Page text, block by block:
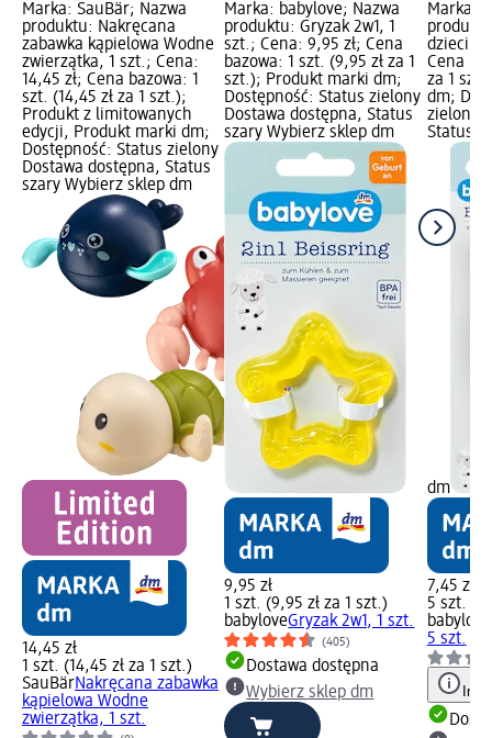
Marka: SauBär; Nazwa
produktu: Nakręcana
zabawka kąpielowa Wodne
zwierzątka, 1 szt.; Cena:
14,45 zł; Cena bazowa: 1
szt. (14,45 zł za 1 szt.);
Produkt z limitowanych
edycji, Produkt marki dm;
Dostępność: Status zielony
Dostawa dostępna, Status
szary Wybierz sklep dm
14,45 zł
1 szt. (14,45 zł za 1 szt.)
SauBärNakręcana zabawka
kąpielowa Wodne
zwierzątka, 1 szt.
Marka: babylove; Nazwa
produktu: Gryzak 2w1, 1
szt.; Cena: 9,95 zł; Cena
bazowa: 1 szt. (9,95 zł za 1
szt.); Produkt marki dm;
Dostępność: Status zielony
Dostawa dostępna, Status
szary Wybierz sklep dm
9,95 zł
1 szt. (9,95 zł za 1 szt.)
babyloveGryzak 2w1, 1 szt.
(405)
Dostawa dostępna
Wybierz sklep dm
Marka:
dzieci, 5
Cena
za 1
dm;
zielony
Status
dm
7,45 zł
5 szt.
babylove
5 szt.